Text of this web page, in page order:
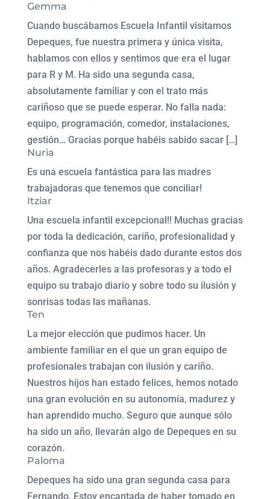
Gemma
Cuando buscábamos Escuela Infantil visitamos
Depeques, fue nuestra primera y única visita,
hablamos con ellos y sentimos que era el lugar
para R y M. Ha sido una segunda casa,
absolutamente familiar y con el trato más
cariñoso que se puede esperar. No falla nada:
equipo, programación, comedor, instalaciones,
gestión… Gracias porque habéis sabido sacar […]
Nuria
Es una escuela fantástica para las madres
trabajadoras que tenemos que conciliar!
Itziar
Una escuela infantil excepcional!! Muchas gracias
por toda la dedicación, cariño, profesionalidad y
confianza que nos habéis dado durante estos dos
años. Agradecerles a las profesoras y a todo el
equipo su trabajo diario y sobre todo su ilusión y
sonrisas todas las mañanas.
Ten
La mejor elección que pudimos hacer. Un
ambiente familiar en el que un gran equipo de
profesionales trabajan con ilusión y cariño.
Nuestros hijos han estado felices, hemos notado
una gran evolución en su autonomía, madurez y
han aprendido mucho. Seguro que aunque sólo
ha sido un año, llevarán algo de Depeques en su
corazón.
Paloma
Depeques ha sido una gran segunda casa para
Fernando. Estoy encantada de haber tomado en